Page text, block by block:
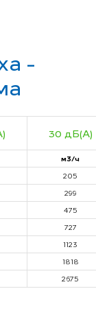
-
30 дБ(А)
м3/ч
205
299
475
727
1123
1818
2675